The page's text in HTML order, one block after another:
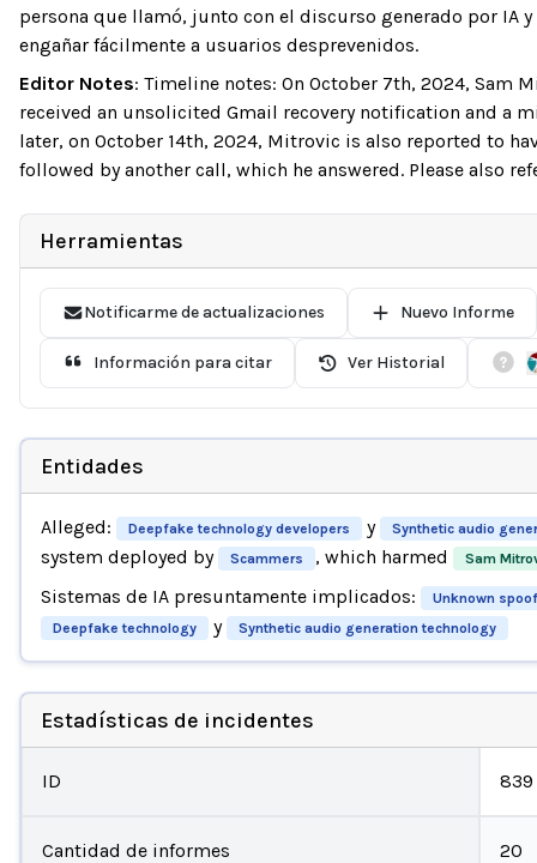
persona que llamó, junto con el discurso generado por IA
engañar fácilmente a usuarios desprevenidos.
Editor Notes: Timeline notes: On October 7th, 2024, Sam
received an unsolicited Gmail recovery notification and a
later, on October 14th, 2024, Mitrovic is also reported to
followed by another call, which he answered. Please also
Herramientas
Notificarme de actualizaciones Nuevo Informe
Información para citar Ver Historial
Entidades
Alleged: Deepfake technology developers y Synthetic audio
system deployed by Scammers , which harmed Sam
Sistemas de IA presuntamente implicados:
Unknown
Deepfake technology
y Synthetic audio generation technology
Estadísticas de incidentes
ID 839
Cantidad de informes 20